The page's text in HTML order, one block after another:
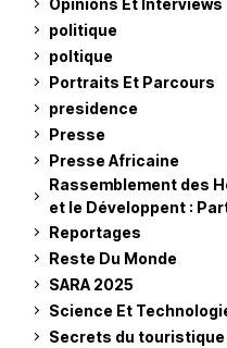
politique
poltique
Portraits Et Parcours
presidence
Presse
Presse Africaine
Rassemblement des
et le Développent :
Reportages
Reste Du Monde
SARA 2025
Science Et
Secrets du touristique